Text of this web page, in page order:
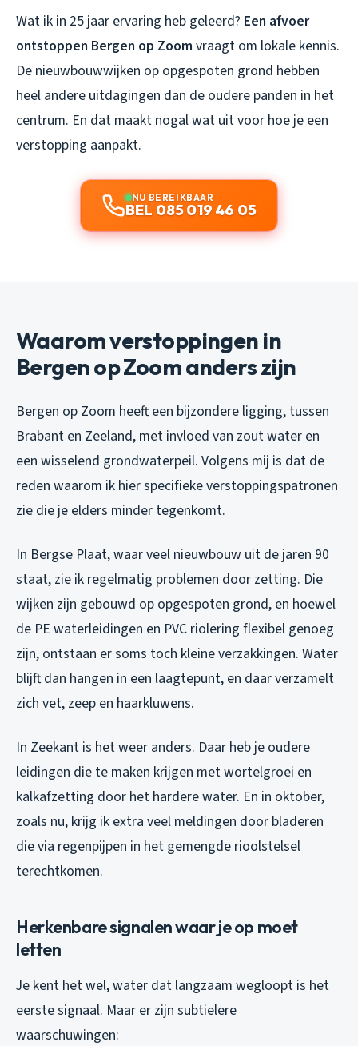
Wat ik in 25 jaar ervaring heb geleerd? Een afvoer
ontstoppen Bergen op Zoom vraagt om lokale kennis.
De nieuwbouwwijken op opgespoten grond hebben
heel andere uitdagingen dan de oudere panden in het
centrum. En dat maakt nogal wat uit voor hoe je een
verstopping aanpakt.
NU BEREIKBAAR
BEL 085 019 46 05
Waarom verstoppingen in
Bergen op Zoom anders zijn
Bergen op Zoom heeft een bijzondere ligging, tussen
Brabant en Zeeland, met invloed van zout water en
een wisselend grondwaterpeil. Volgens mij is dat de
reden waarom ik hier specifieke verstoppingspatronen
zie die je elders minder tegenkomt.
In Bergse Plaat, waar veel nieuwbouw uit de jaren 90
staat, zie ik regelmatig problemen door zetting. Die
wijken zijn gebouwd op opgespoten grond, en hoewel
de PE waterleidingen en PVC riolering flexibel genoeg
zijn, ontstaan er soms toch kleine verzakkingen. Water
blijft dan hangen in een laagtepunt, en daar verzamelt
zich vet, zeep en haarkluwens.
In Zeekant is het weer anders. Daar heb je oudere
leidingen die te maken krijgen met wortelgroei en
kalkafzetting door het hardere water. En in oktober,
zoals nu, krijg ik extra veel meldingen door bladeren
die via regenpijpen in het gemengde rioolstelsel
terechtkomen.
Herkenbare signalen waar je op moet
letten
Je kent het wel, water dat langzaam wegloopt is het
eerste signaal. Maar er zijn subtielere
waarschuwingen: